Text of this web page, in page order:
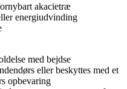
akacietræ
energiudvinding
med bejdse
eller beskyttes med et
opbevaring